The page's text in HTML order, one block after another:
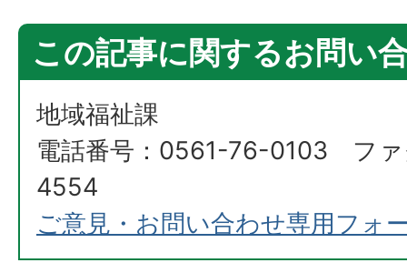
この記事に関するお問い
地域福祉課
電話番号：0561-76-0103 フ
4554
ご意見・お問い合わせ専用フォ